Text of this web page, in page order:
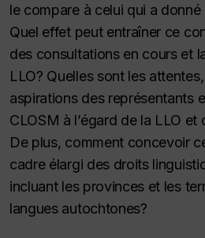
le compare à celui qui a
Quel effet peut entraîner ce
des consultations en cours et
LLO? Quelles sont les
aspirations des représentants
CLOSM à l’égard de la LLO
De plus, comment concevoir
cadre élargi des droits
incluant les provinces et les
langues autochtones?